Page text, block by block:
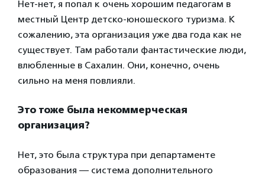
Нет-нет, я попал к очень хорошим педагогам в
местный Центр детско-юношеского туризма. К
сожалению, эта организация уже два года как не
существует. Там работали фантастические люди,
влюбленные в Сахалин. Они, конечно, очень
сильно на меня повлияли.
Это тоже была некоммерческая
организация?
Нет, это была структура при департаменте
образования — система дополнительного